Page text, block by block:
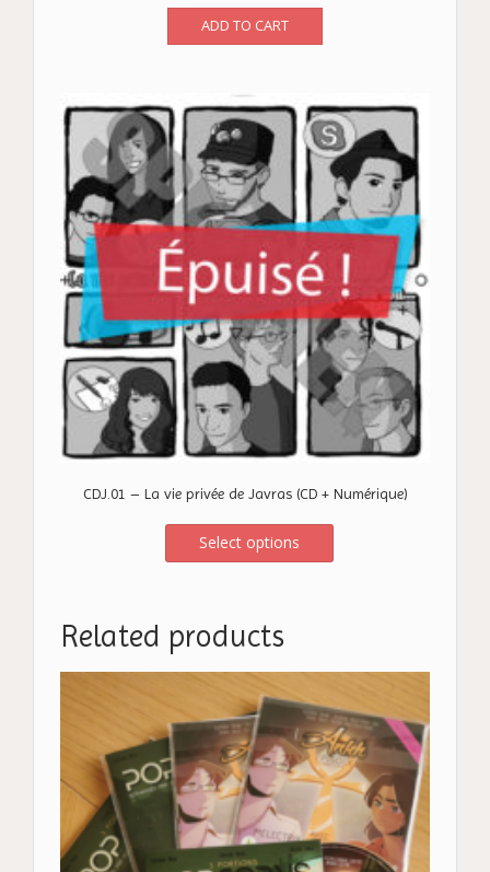
ADD TO CART
CDJ.01 – La vie privée de Javras (CD + Numérique)
Select options
Related products